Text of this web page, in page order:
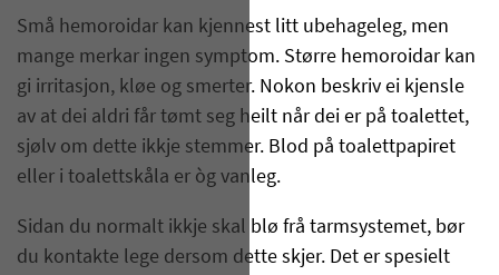
Små hemoroidar kan kjennest litt ubehageleg, men
mange merkar ingen symptom. Større hemoroidar kan
gi irritasjon, kløe og smerter. Nokon beskriv ei kjensle
av at dei aldri får tømt seg heilt når dei er på toalettet,
sjølv om dette ikkje stemmer. Blod på toalettpapiret
eller i toalettskåla er òg vanleg.
Sidan du normalt ikkje skal blø frå tarmsystemet, bør
du kontakte lege dersom dette skjer. Det er spesielt